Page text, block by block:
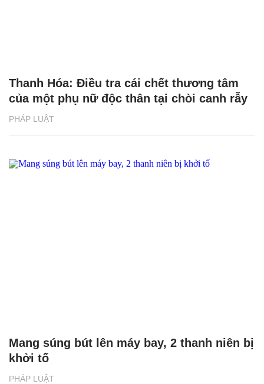
PHÁP LUẬT
Thanh Hóa: Điều tra cái chết thương tâm
của một phụ nữ độc thân tại chòi canh rẫy
PHÁP LUẬT
Mang súng bút lên máy bay, 2 thanh niên bị
khởi tố